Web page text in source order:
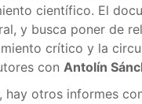
científico. El
y busca poner de
crítico y la
con Antolín
hay otros informes